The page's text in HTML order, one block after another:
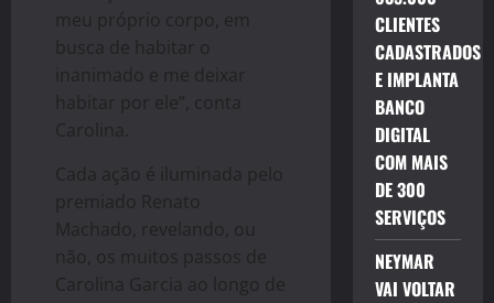
meu próprio corpo, em
busca de habitar o
inanimado e me deixar
habitar por ele”, conta
Carolina.
Cada ação é iluminada pelo
premiado Renato
Machado, revelando, ou
não, os muitos passos de
Carolina Garcia ao longo de
CLIENTES
CADASTRADOS
E IMPLANTA
BANCO
DIGITAL
COM MAIS
DE 300
SERVIÇOS
NEYMAR
VAI VOLTAR